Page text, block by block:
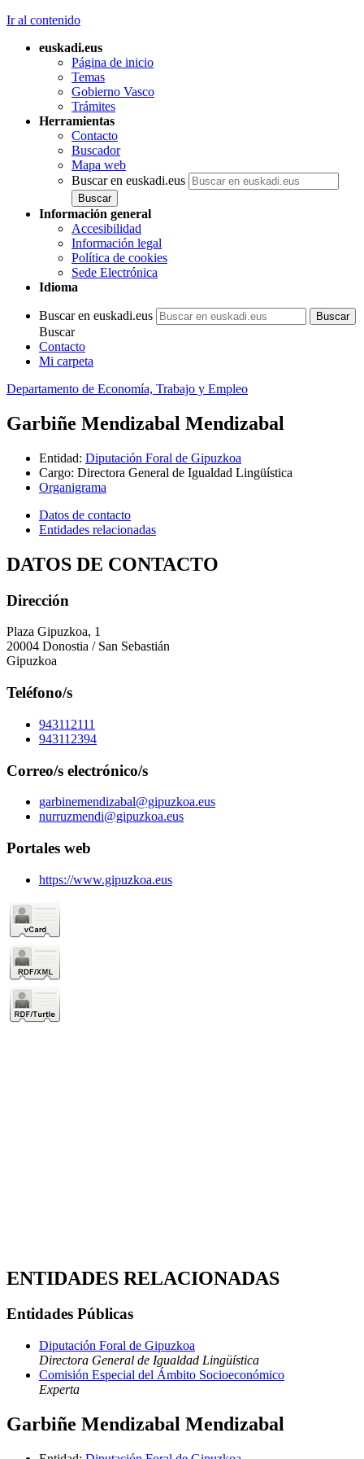
Ir al contenido
euskadi.eus
Página de inicio
Temas
Gobierno Vasco
Trámites
Herramientas
Contacto
Buscador
Mapa web
Buscar en euskadi.eus
Información general
Accesibilidad
Información legal
Política de cookies
Sede Electrónica
Idioma
Buscar en euskadi.eus
Buscar
Contacto
Mi carpeta
Departamento de Economía, Trabajo y Empleo
Garbiñe Mendizabal Mendizabal
Entidad: Diputación Foral de Gipuzkoa
Cargo: Directora General de Igualdad Lingüística
Organigrama
Datos de contacto
Entidades relacionadas
DATOS DE CONTACTO
Dirección
Plaza Gipuzkoa, 1
20004 Donostia / San Sebastián
Gipuzkoa
Teléfono/s
943112111
943112394
Correo/s electrónico/s
garbinemendizabal@gipuzkoa.eus
nurruzmendi@gipuzkoa.eus
Portales web
https://www.gipuzkoa.eus
ENTIDADES RELACIONADAS
Entidades Públicas
Diputación Foral de Gipuzkoa
Directora General de Igualdad Lingüística
Comisión Especial del Ámbito Socioeconómico
Experta
Garbiñe Mendizabal Mendizabal